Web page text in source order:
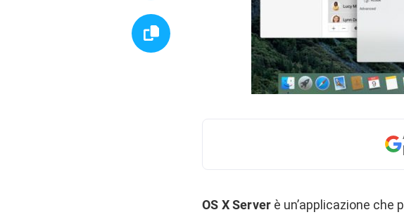
OS X Server è un’applicazione che